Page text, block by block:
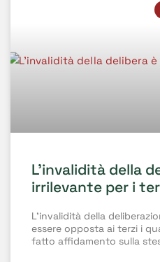
L’invalidità della
irrilevante per i
L’invalidità della
essere opposta ai terzi i
fatto affidamento sulla